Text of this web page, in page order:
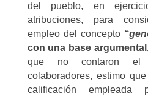
del pueblo, en
atribuciones, para
empleo del concepto
con una base
que no contaron el
colaboradores, estimo
calificación